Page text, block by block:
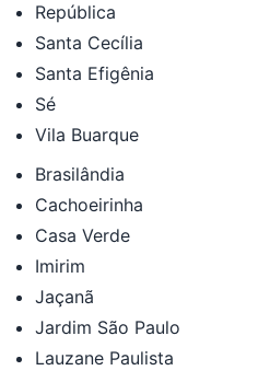
República
Santa Cecília
Santa Efigênia
Sé
Vila Buarque
Brasilândia
Cachoeirinha
Casa Verde
Imirim
Jaçanã
Jardim São Paulo
Lauzane Paulista